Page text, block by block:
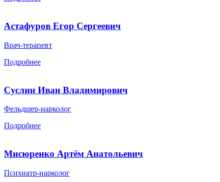
Астафуров Егор Сергеевич
Врач-терапевт
Подробнее
Суслин Иван Владимирович
Фельдшер-нарколог
Подробнее
Мисюренко Артём Анатольевич
Психиатр-нарколог